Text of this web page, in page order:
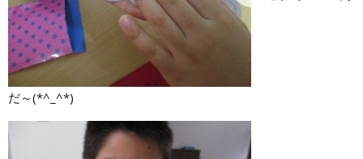
だ～(*^_^*)